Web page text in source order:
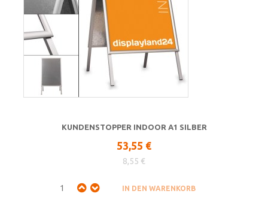
KUNDENSTOPPER INDOOR A1 SILBER
53,55 €
8,55 €